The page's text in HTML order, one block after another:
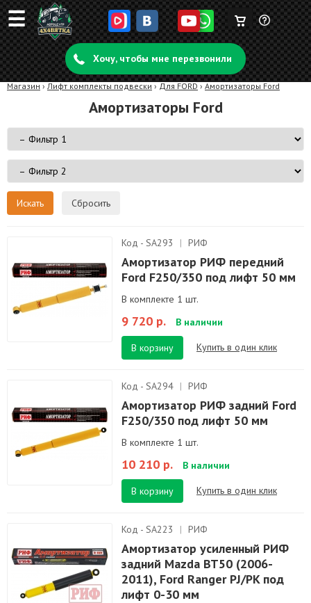
☰ Задать
вопрос
Корзина
пуста
Хочу, чтобы мне перезвонили
Магазин › Лифт комплекты подвески › Для FORD › Амортизаторы Ford
Амортизаторы Ford
Сбросить
Код - SA293 | РИФ
Амортизатор РИФ передний
Ford F250/350 под лифт 50 мм
В комплекте 1 шт.
9 720 р. В наличии
В корзину Купить в один клик
Код - SA294 | РИФ
Амортизатор РИФ задний Ford
F250/350 под лифт 50 мм
В комплекте 1 шт.
10 210 р. В наличии
В корзину Купить в один клик
Код - SA223 | РИФ
Амортизатор усиленный РИФ
задний Mazda BT50 (2006-
2011), Ford Ranger PJ/PK под
лифт 0-30 мм